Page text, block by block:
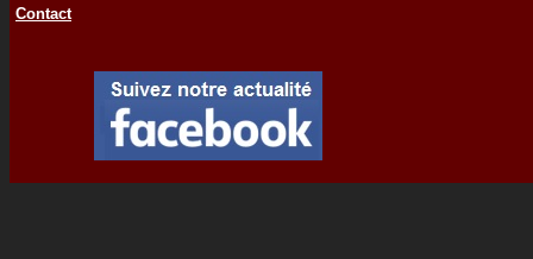
Contact